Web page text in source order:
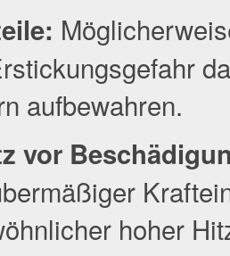
aufbewahren.
vor
hoher